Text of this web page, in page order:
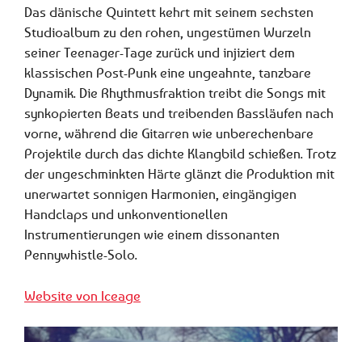
Das dänische Quintett kehrt mit seinem sechsten
Studioalbum zu den rohen, ungestümen Wurzeln
seiner Teenager-Tage zurück und injiziert dem
klassischen Post-Punk eine ungeahnte, tanzbare
Dynamik. Die Rhythmusfraktion treibt die Songs mit
synkopierten Beats und treibenden Bassläufen nach
vorne, während die Gitarren wie unberechenbare
Projektile durch das dichte Klangbild schießen. Trotz
der ungeschminkten Härte glänzt die Produktion mit
unerwartet sonnigen Harmonien, eingängigen
Handclaps und unkonventionellen
Instrumentierungen wie einem dissonanten
Pennywhistle-Solo.
Website von Iceage